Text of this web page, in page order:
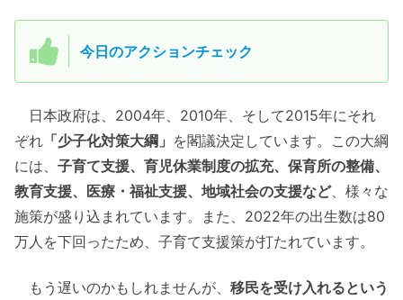
今日のアクションチェック
日本政府は、2004年、2010年、そして2015年にそれ
ぞれ 「少子化対策大綱」 を閣議決定しています。この大綱
には、 子育て支援、育児休業制度の拡充、保育所の整備、
教育支援、医療・福祉支援、地域社会の支援など、様々な
施策が盛り込まれています。また、2022年の出生数は80
万人を下回ったため、子育て支援策が打たれています。
もう遅いのかもしれませんが、 移民を受け入れるという